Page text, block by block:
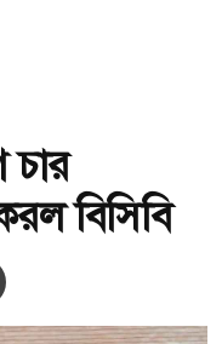
চার
বিসিবি